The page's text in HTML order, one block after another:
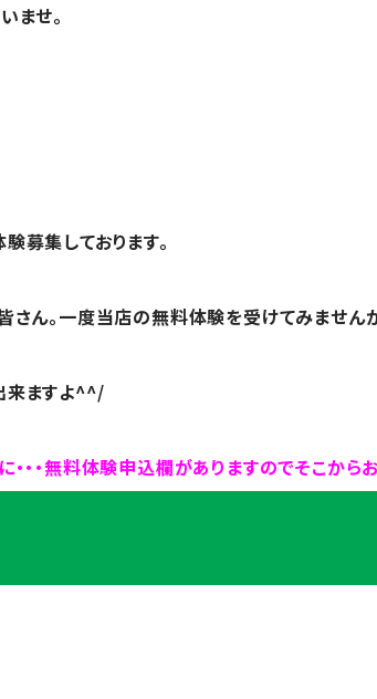
ませ。
募集しております。
さん。一度当店の無料体験を受けてみません
来ますよ^^/
・無料体験申込欄がありますのでそこから